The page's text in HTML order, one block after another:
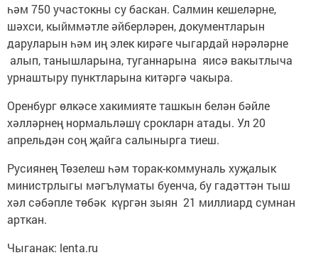
һәм 750 участокны су баскан. Салмин кешеләрне,
шәхси, кыйммәтле әйберләрен, документларын
даруларын һәм иң элек кирәге чыгардай нәрәләрне
алып, танышларына, туганнарына яисә вакытлыча
урнаштыру пунктларына китәргә чакыра.
Оренбург өлкәсе хакимияте ташкын белән бәйле
хәлләрнең нормальләшү срокларн атады. Ул 20
апрельдән соң җайга салынырга тиеш.
Русиянең Төзелеш һәм торак-коммуналь хуҗалык
министрлыгы мәгълүматы буенча, бу гадәттән тыш
хәл сәбәпле төбәк күргән зыян 21 миллиард сумнан
арткан.
Чыганак: lenta.ru